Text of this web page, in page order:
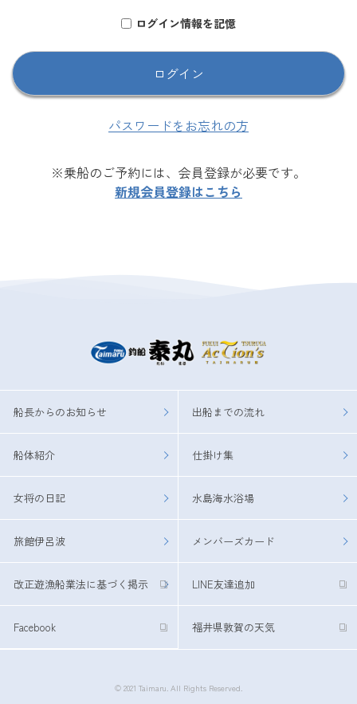
ログイン情報を記憶
パスワードをお忘れの方
※乗船のご予約には、会員登録が必要です。
新規会員登録はこちら
船長からのお知らせ 出船までの流れ
船体紹介 仕掛け集
女将の日記 水島海水浴場
旅館伊呂波 メンバーズカード
改正遊漁船業法に基づく掲示 LINE友達追加
Facebook 福井県敦賀の天気
© 2021 Taimaru. All Rights Reserved.